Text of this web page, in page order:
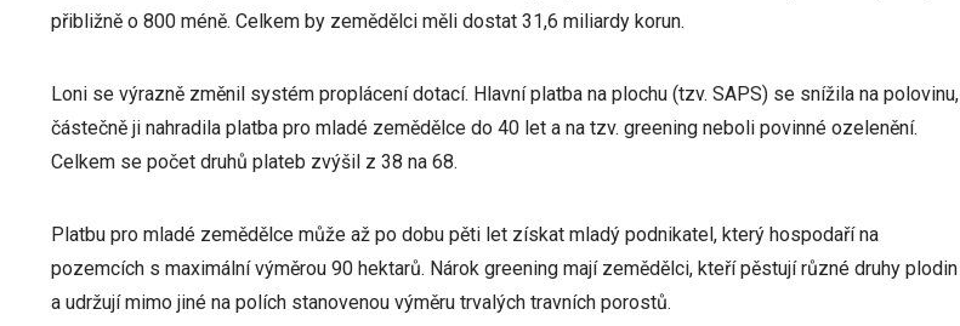
přibližně o 800 méně. Celkem by zemědělci měli dostat 31,6 miliardy korun.
Loni se výrazně změnil systém proplácení dotací. Hlavní platba na plochu (tzv. SAPS) se snížila na polovinu,
částečně ji nahradila platba pro mladé zemědělce do 40 let a na tzv. greening neboli povinné ozelenění.
Celkem se počet druhů plateb zvýšil z 38 na 68.
Platbu pro mladé zemědělce může až po dobu pěti let získat mladý podnikatel, který hospodaří na
pozemcích s maximální výměrou 90 hektarů. Nárok greening mají zemědělci, kteří pěstují různé druhy plodin
a udržují mimo jiné na polích stanovenou výměru trvalých travních porostů.